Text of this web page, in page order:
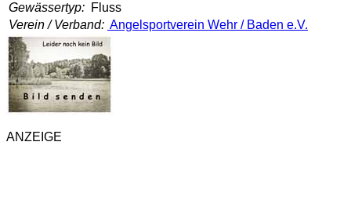
Gewässertyp: Fluss
Verein / Verband: Angelsportverein Wehr / Baden e.V.
ANZEIGE